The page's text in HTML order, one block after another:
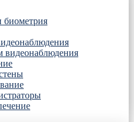
биометрия
видеонаблюдения